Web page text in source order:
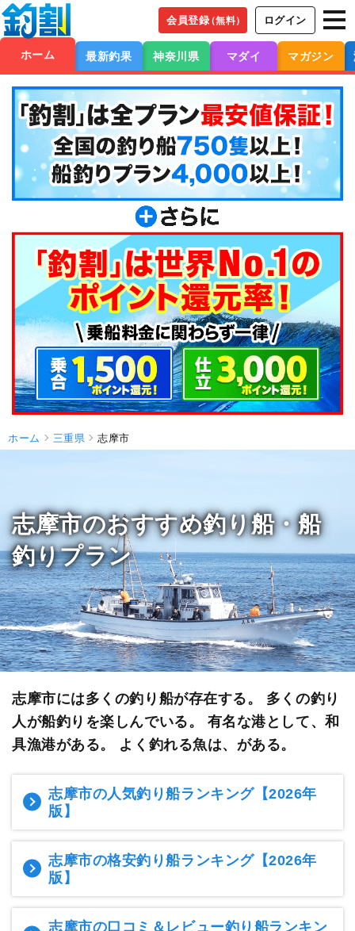
会員登録（無料） ログイン
ホーム 最新釣果 神奈川県 マダイ マガジン
ホーム 三重県 志摩市
志摩市のおすすめ釣り船・船
釣りプラン
志摩市には多くの釣り船が存在する。 多くの釣り
人が船釣りを楽しんでいる。 有名な港として、和
具漁港がある。 よく釣れる魚は、がある。
志摩市の人気釣り船ランキング【2026年
版】
志摩市の格安釣り船ランキング【2026年
版】
志摩市の口コミ＆レビュー釣り船ランキン